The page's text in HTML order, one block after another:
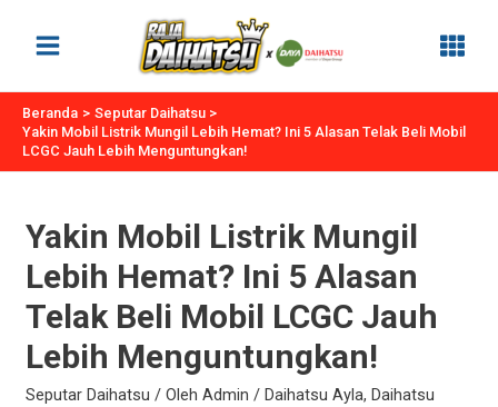
Menu
Beranda
Seputar Daihatsu
Yakin Mobil Listrik Mungil Lebih Hemat? Ini 5 Alasan Telak Beli Mobil
LCGC Jauh Lebih Menguntungkan!
Yakin Mobil Listrik Mungil
Lebih Hemat? Ini 5 Alasan
Telak Beli Mobil LCGC Jauh
Lebih Menguntungkan!
Seputar Daihatsu / Oleh Admin / Daihatsu Ayla, Daihatsu